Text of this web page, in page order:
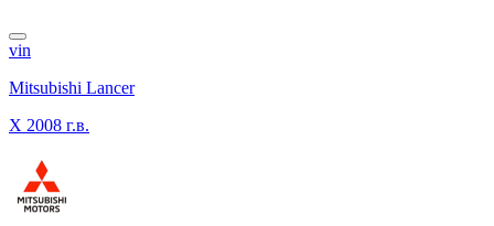
vin
Mitsubishi Lancer
X 2008 г.в.